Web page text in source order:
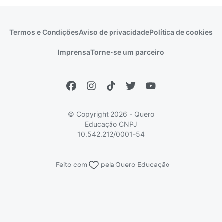
Escolas
Vs Mais Estudo/Neora Educa Brasil
Termos e CondiçõesAviso de privacidadePolítica de cookies
ImprensaTorne-se um parceiro
© Copyright 2026 - Quero
Educação CNPJ
10.542.212/0001-54
Feito com pelaQuero Educação